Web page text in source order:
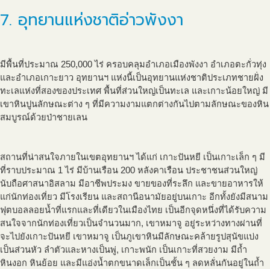
7. อุทยานแห่งชาติอ่าวพังงา
มีพื้นที่ประมาณ 250,000 ไร่ ครอบคลุมอำเภอเมืองพังงา อำเภอตะกั่วทุ่ง
และอำเภอเกาะยาว อุทยานฯ แห่งนี้เป็นอุทยานแห่งชาติประเภทชายฝั่ง
ทะเลแห่งที่สองของประเทศ พื้นที่ส่วนใหญ่เป็นทะเล และเกาะน้อยใหญ่ มี
เขาหินปูนลักษณะต่าง ๆ ที่มีความงามแตกต่างกันไปตามลักษณะของหิน
สมบูรณ์ด้วยป่าชายเลน
สถานที่น่าสนใจภายในเขตอุทยานฯ ได้แก่ เกาะปันหยี เป็นเกาะเล็ก ๆ มี
ที่ราบประมาณ 1 ไร่ มีบ้านเรือน 200 หลังคาเรือน ประชาชนส่วนใหญ่
นับถือศาสนาอิสลาม มีอาชีพประมง ขายของที่ระลึก และขายอาหารให้
แก่นักท่องเที่ยว มีโรงเรียน และสถานีอนามัยอยู่บนเกาะ อีกทั้งยังมีสนาม
ฟุตบอลลอยน้ำที่แรกและที่เดียวในเมืองไทย เป็นอีกจุดหนึ่งที่ได้รับความ
สนใจจากนักท่องเที่ยวเป็นจำนวนมาก, เขาหมาจู อยู่ระหว่างทางผ่านที่
จะไปยังเกาะปันหยี เขาหมาจู เป็นภูเขาหินมีลักษณะคล้ายรูปสุนัขแบ่ง
เป็นส่วนหัว ลำตัวและหางเป็นพู่, เกาะพนัก เป็นเกาะที่สวยงาม มีถ้ำ
หินงอก หินย้อย และมีแอ่งน้ำตกขนาดเล็กเป็นชั้น ๆ ลดหลั่นกันอยู่ในถ้ำ